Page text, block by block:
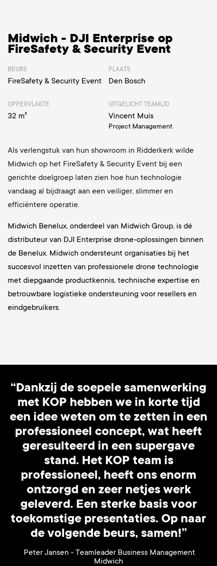
BEURS
FireSafety & Security Event
PLAATS
Den Bosch
OPPERVLAKTE
32 m²
UITGELICHT TEAMLID
Vincent Muis
Project Management
Midwich - DJI Enterprise op
FireSafety & Security Event
Als verlengstuk van hun showroom in Ridderkerk wilde
Midwich op het FireSafety & Security Event bij een
gerichte doelgroep laten zien hoe hun technologie
vandaag al bijdraagt aan een veiliger, slimmer en
efficiëntere operatie.
Midwich Benelux, onderdeel van Midwich Group, is dé
distributeur van DJI Enterprise drone-oplossingen binnen
de Benelux. Midwich ondersteunt organisaties bij het
succesvol inzetten van professionele drone technologie
met diepgaande productkennis, technische expertise en
betrouwbare logistieke ondersteuning voor resellers en
eindgebruikers.
“Dankzij de soepele samenwerking
met KOP hebben we in korte tijd
een idee weten om te zetten in een
professioneel concept, wat heeft
geresulteerd in een supergave
stand. Het KOP team is
professioneel, heeft ons enorm
ontzorgd en zeer netjes werk
geleverd. Een sterke basis voor
toekomstige presentaties. Op naar
de volgende beurs, samen!”
Peter Jansen - Teamleader Business Management
Midwich